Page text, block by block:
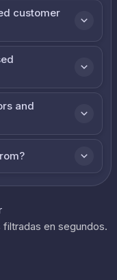
customer
and
en segundos.